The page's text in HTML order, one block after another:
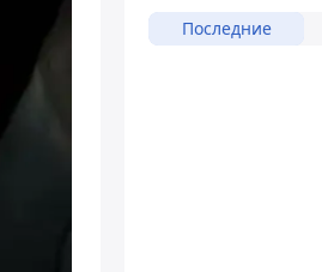
Последние